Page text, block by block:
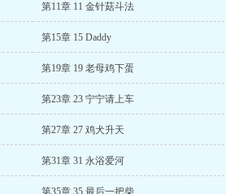
第11章 11 金针菇斗法
第15章 15 Daddy
第19章 19 老母鸡下蛋
第23章 23 宁宁请上车
第27章 27 鸡犬升天
第31章 31 永浴爱河
第35章 35 最后一把柴